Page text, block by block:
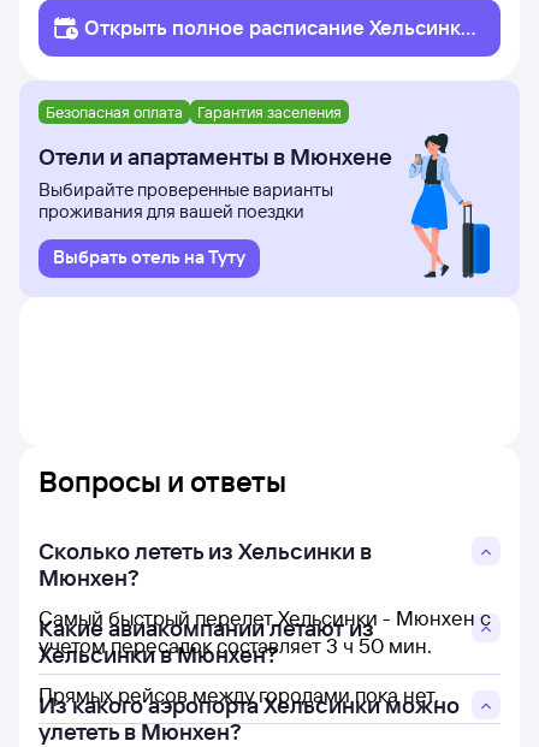
Открыть полное расписание Хельсинки
Мюнхен
Безопасная оплата Гарантия заселения
Отели и апартаменты в Мюнхене
Выбирайте проверенные варианты
проживания для вашей поездки
Выбрать отель на Туту
Вопросы и ответы
Сколько лететь из Хельсинки в
Мюнхен?
Самый быстрый перелет Хельсинки - Мюнхен с
учетом пересадок составляет 3 ч 50 мин.
Какие авиакомпании летают из
Хельсинки в Мюнхен?
Прямых рейсов между городами пока нет.
Из какого аэропорта Хельсинки можно
улететь в Мюнхен?